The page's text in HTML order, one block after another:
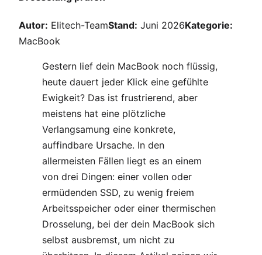
Autor: Elitech-TeamStand: Juni 2026Kategorie:
MacBook
Gestern lief dein MacBook noch flüssig,
heute dauert jeder Klick eine gefühlte
Ewigkeit? Das ist frustrierend, aber
meistens hat eine plötzliche
Verlangsamung eine konkrete,
auffindbare Ursache. In den
allermeisten Fällen liegt es an einem
von drei Dingen: einer vollen oder
ermüdenden SSD, zu wenig freiem
Arbeitsspeicher oder einer thermischen
Drosselung, bei der dein MacBook sich
selbst ausbremst, um nicht zu